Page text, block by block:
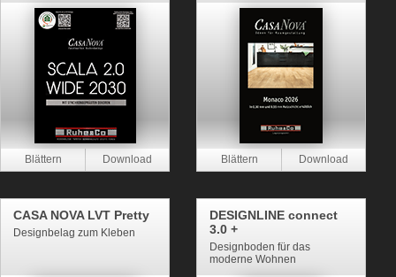
CASA NOVA LVT Pretty
Designbelag zum Kleben
DESIGNLINE connect
3.0 +
Designboden für das
moderne Wohnen